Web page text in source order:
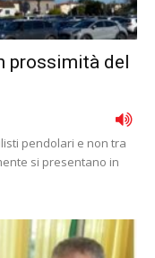
prossimità del
pendolari e non tra
si presentano in